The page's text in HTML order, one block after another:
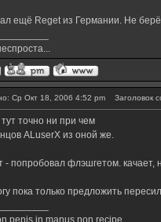
ещё Reget из Германии. Не
Ср Окт 18, 2006 4:52 pm Заголовок
точно ни при чем
ALuserX из оной же.
- попробовал флэшгетом.
пока только предложить
penis in manus non recipe